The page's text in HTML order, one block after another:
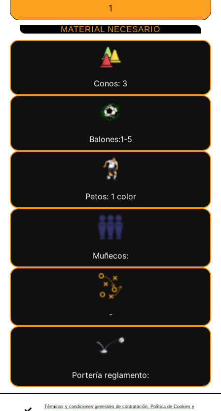
1
MATERIAL NECESARIO
Conos: 3
Balones:1-5
Petos: 1 color
Muñecos:
-
Portería reglamento:
Términos y condiciones generales de contratación. Política de Cookies y